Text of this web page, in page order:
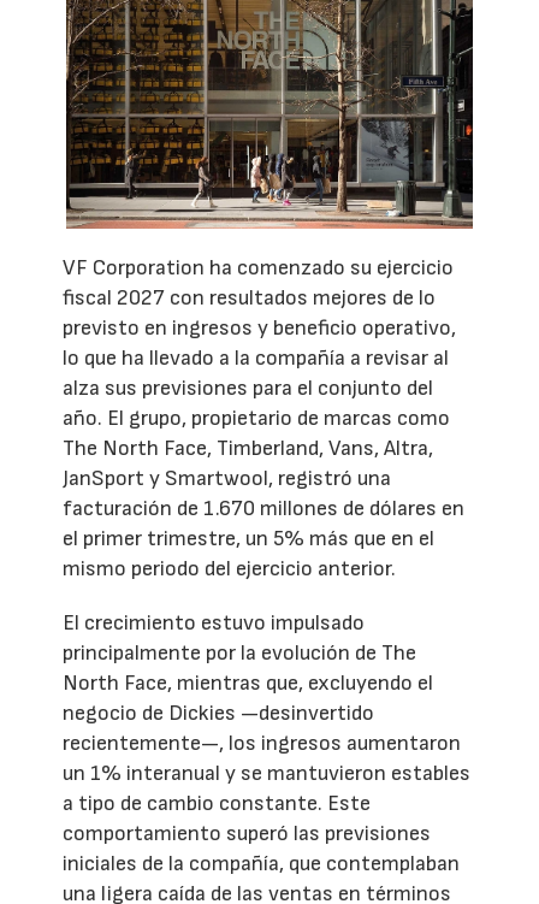
VF Corporation ha comenzado su ejercicio
fiscal 2027 con resultados mejores de lo
previsto en ingresos y beneficio operativo,
lo que ha llevado a la compañía a revisar al
alza sus previsiones para el conjunto del
año. El grupo, propietario de marcas como
The North Face, Timberland, Vans, Altra,
JanSport y Smartwool, registró una
facturación de 1.670 millones de dólares en
el primer trimestre, un 5% más que en el
mismo periodo del ejercicio anterior.
El crecimiento estuvo impulsado
principalmente por la evolución de The
North Face, mientras que, excluyendo el
negocio de Dickies —desinvertido
recientemente—, los ingresos aumentaron
un 1% interanual y se mantuvieron estables
a tipo de cambio constante. Este
comportamiento superó las previsiones
iniciales de la compañía, que contemplaban
una ligera caída de las ventas en términos